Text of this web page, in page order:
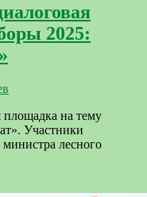
2025:
на тему
Участники
лесного